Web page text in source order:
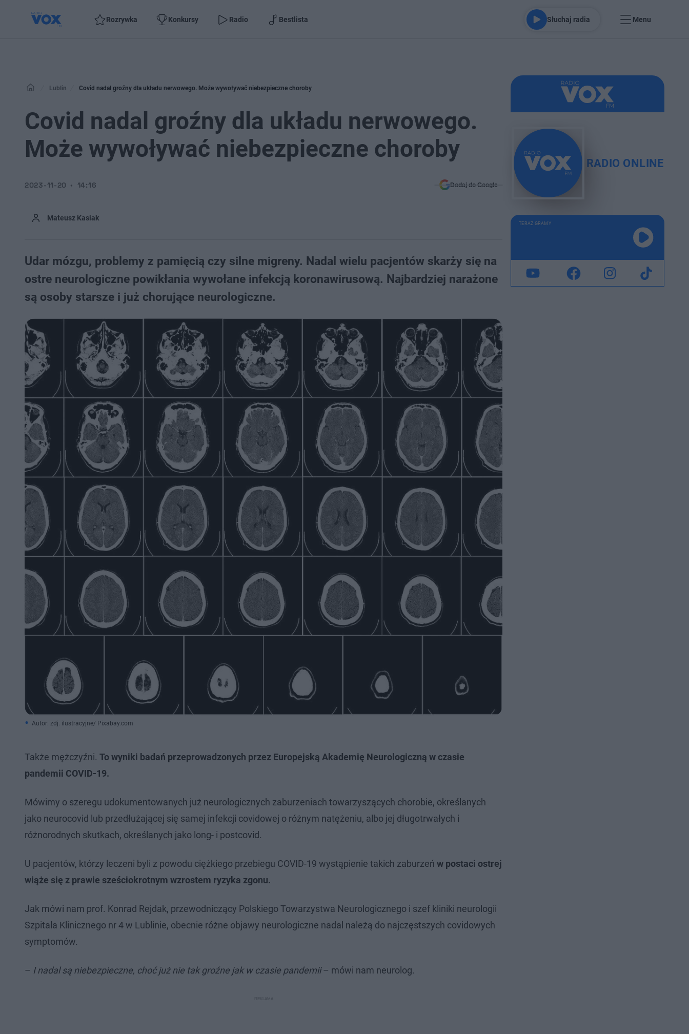
Rozrywka Konkursy Radio Bestlista Słuchaj radia Menu
Lublin Covid nadal groźny dla układu nerwowego. Może wywoływać niebezpieczne choroby
Covid nadal groźny dla układu nerwowego.
Może wywoływać niebezpieczne choroby
Mateusz Kasiak
2023-11-20 14:16 Dodaj do Google
Udar mózgu, problemy z pamięcią czy silne migreny. Nadal wielu pacjentów skarży się na
ostre neurologiczne powikłania wywołane infekcją koronawirusową. Najbardziej narażone
są osoby starsze i już chorujące neurologiczne.
Autor: zdj. ilustracyjne/ Pixabay.com
Także mężczyźni. To wyniki badań przeprowadzonych przez Europejską Akademię Neurologiczną w czasie
pandemii COVID-19.
Mówimy o szeregu udokumentowanych już neurologicznych zaburzeniach towarzyszących chorobie, określanych
jako neurocovid lub przedłużającej się samej infekcji covidowej o różnym natężeniu, albo jej długotrwałych i
różnorodnych skutkach, określanych jako long- i postcovid.
U pacjentów, którzy leczeni byli z powodu ciężkiego przebiegu COVID-19 wystąpienie takich zaburzeń w postaci ostrej
wiąże się z prawie sześciokrotnym wzrostem ryzyka zgonu.
Jak mówi nam prof. Konrad Rejdak, przewodniczący Polskiego Towarzystwa Neurologicznego i szef kliniki neurologii
Szpitala Klinicznego nr 4 w Lublinie, obecnie różne objawy neurologiczne nadal należą do najczęstszych covidowych
symptomów.
– I nadal są niebezpieczne, choć już nie tak groźne jak w czasie pandemii– mówi nam neurolog.
RADIO ONLINE
TERAZ GRAMY